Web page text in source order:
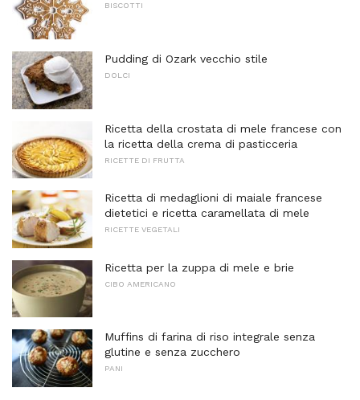
BISCOTTI
Pudding di Ozark vecchio stile
DOLCI
Ricetta della crostata di mele francese con
la ricetta della crema di pasticceria
RICETTE DI FRUTTA
Ricetta di medaglioni di maiale francese
dietetici e ricetta caramellata di mele
RICETTE VEGETALI
Ricetta per la zuppa di mele e brie
CIBO AMERICANO
Muffins di farina di riso integrale senza
glutine e senza zucchero
PANI